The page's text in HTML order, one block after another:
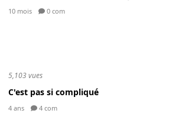
10 mois 0 com
5,103 vues
C'est pas si compliqué
4 ans 4 com